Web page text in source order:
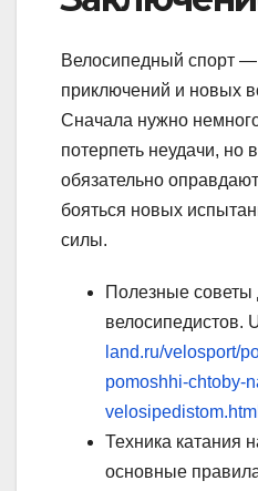
Велосипедный спорт
приключений и новых
Сначала нужно
потерпеть неудачи, но
обязательно
бояться новых
силы.
Полезные
велосипедистов.
land.ru/velosport/
pomoshhi-chtoby-
velosipedistom.html
Техника катания
основные